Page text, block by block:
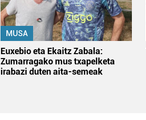
MUSA
Euxebio eta Ekaitz Zabala:
Zumarragako mus txapelketa
irabazi duten aita-semeak